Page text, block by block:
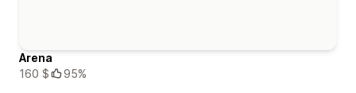
Arena
160 $
95%